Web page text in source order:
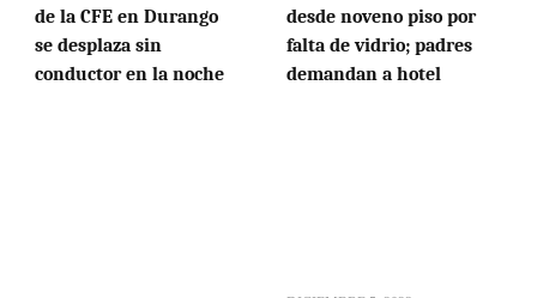
de la CFE en Durango
se desplaza sin
conductor en la noche
desde noveno piso por
falta de vidrio; padres
demandan a hotel